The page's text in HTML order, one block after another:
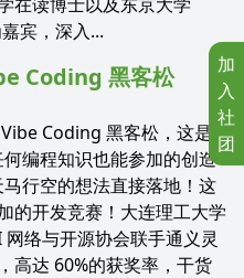
宾，深入...
Coding 黑客松
Coding 黑客松，这是
编程知识也能参加的创造
行空的想法直接落地！这
的开发竞赛！大连理工大学
络与开源协会联手通义灵
高达 60%的获奖率，干货
加
入
社
团